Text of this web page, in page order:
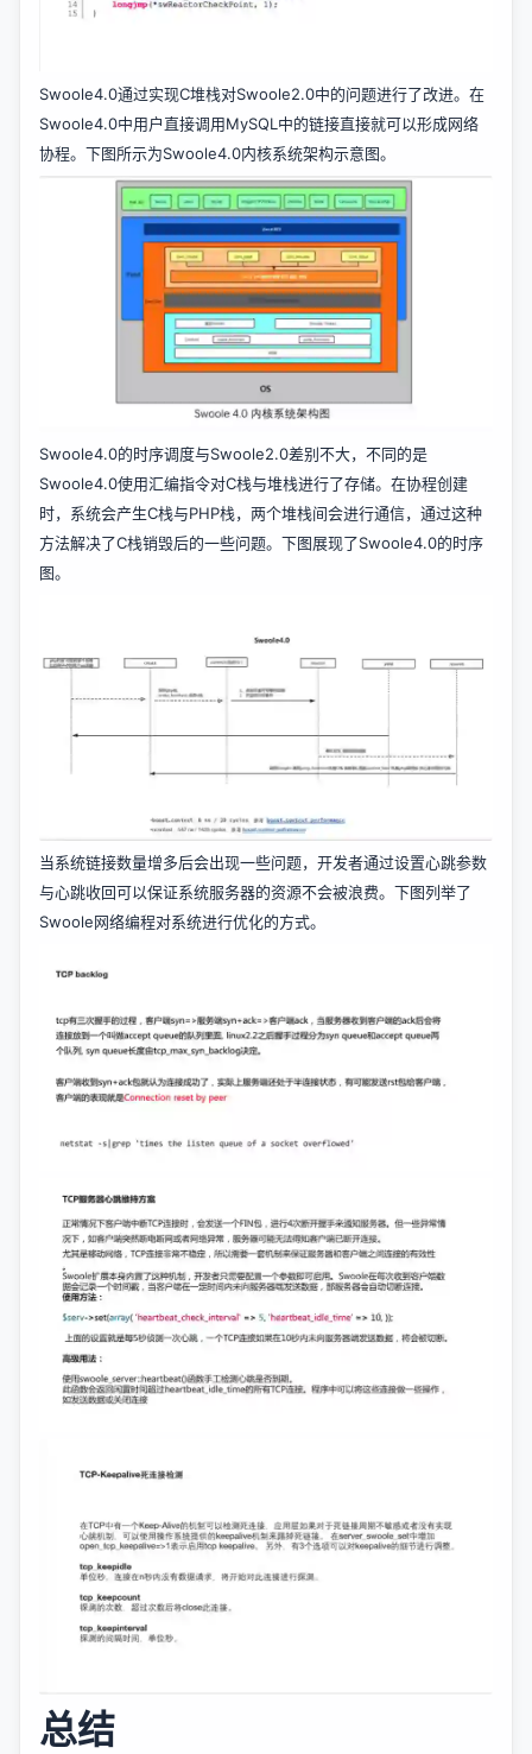
Swoole4.0通过实现C堆栈对Swoole2.0中的问题进行了改进。在
Swoole4.0中用户直接调用MySQL中的链接直接就可以形成网络
协程。下图所示为Swoole4.0内核系统架构示意图。
Swoole4.0的时序调度与Swoole2.0差别不大，不同的是
Swoole4.0使用汇编指令对C栈与堆栈进行了存储。在协程创建
时，系统会产生C栈与PHP栈，两个堆栈间会进行通信，通过这种
方法解决了C栈销毁后的一些问题。下图展现了Swoole4.0的时序
图。
当系统链接数量增多后会出现一些问题，开发者通过设置心跳参数
与心跳收回可以保证系统服务器的资源不会被浪费。下图列举了
Swoole网络编程对系统进行优化的方式。
总结